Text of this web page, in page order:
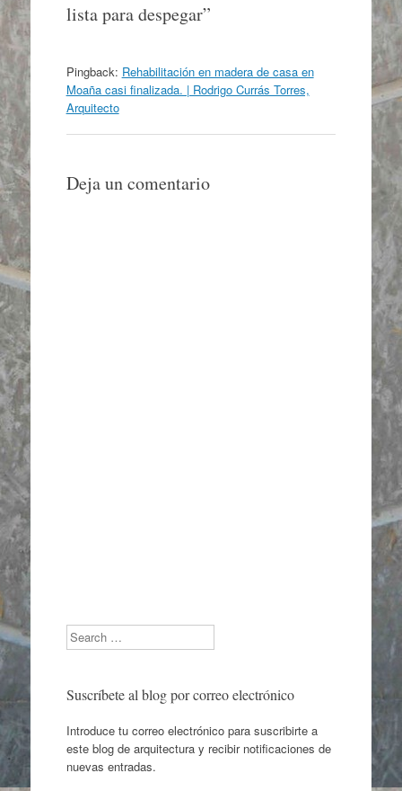
lista para despegar”
Pingback: Rehabilitación en madera de casa en
Moaña casi finalizada. | Rodrigo Currás Torres,
Arquitecto
Deja un comentario
Search
Suscríbete al blog por correo electrónico
Introduce tu correo electrónico para suscribirte a
este blog de arquitectura y recibir notificaciones de
nuevas entradas.